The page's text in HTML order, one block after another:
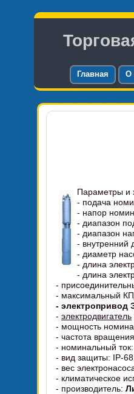
Главная О
Параметры и
- подача
- напор
- диапазон
- диапазон
- внутренний
- диаметр
- длина
- длина
-
- максимальный
- электропривод
- электродвигатель
- мощность
- частота
- номинальный
- вид защиты: IP-
- вес
- климатическое
- производитель: